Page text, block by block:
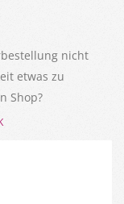
nicht
etwas zu
Shop?